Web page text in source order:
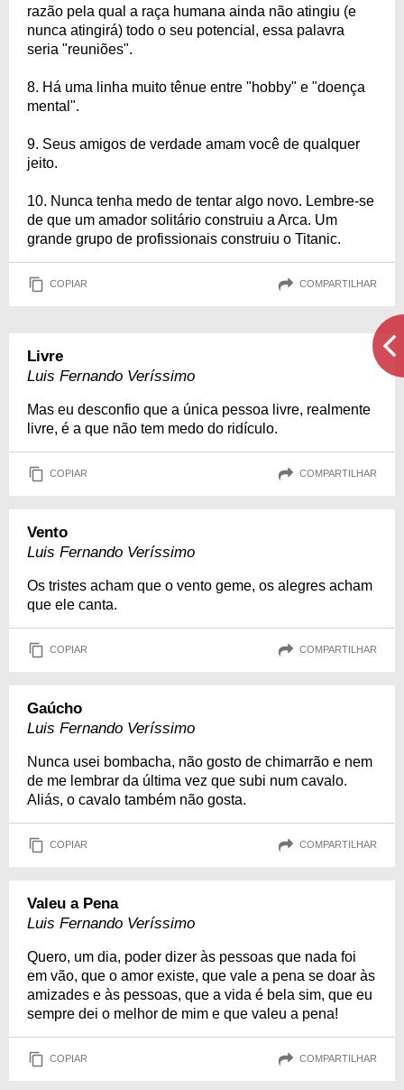
razão pela qual a raça humana ainda não atingiu (e
nunca atingirá) todo o seu potencial, essa palavra
seria "reuniões".
8. Há uma linha muito tênue entre "hobby" e "doença
mental".
9. Seus amigos de verdade amam você de qualquer
jeito.
10. Nunca tenha medo de tentar algo novo. Lembre-se
de que um amador solitário construiu a Arca. Um
grande grupo de profissionais construiu o Titanic.
COPIAR COMPARTILHAR
Livre
Luis Fernando Veríssimo
Mas eu desconfio que a única pessoa livre, realmente
livre, é a que não tem medo do ridículo.
COPIAR COMPARTILHAR
Vento
Luis Fernando Veríssimo
Os tristes acham que o vento geme, os alegres acham
que ele canta.
COPIAR COMPARTILHAR
Gaúcho
Luis Fernando Veríssimo
Nunca usei bombacha, não gosto de chimarrão e nem
de me lembrar da última vez que subi num cavalo.
Aliás, o cavalo também não gosta.
COPIAR COMPARTILHAR
Valeu a Pena
Luis Fernando Veríssimo
Quero, um dia, poder dizer às pessoas que nada foi
em vão, que o amor existe, que vale a pena se doar às
amizades e às pessoas, que a vida é bela sim, que eu
sempre dei o melhor de mim e que valeu a pena!
COPIAR COMPARTILHAR